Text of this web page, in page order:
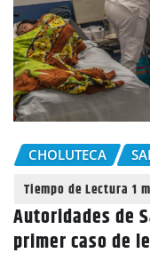
CHOLUTECA
Autoridades de
primer caso de